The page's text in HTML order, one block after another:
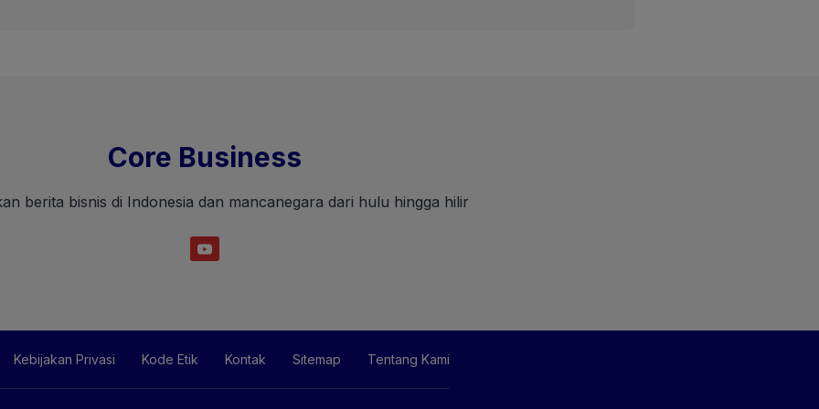
Core Business
berita bisnis di Indonesia dan mancanegara dari hulu hingga hilir
Kebijakan Privasi Kode Etik Kontak Sitemap Tentang Kami